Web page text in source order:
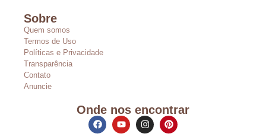
Sobre
Quem somos
Termos de Uso
Políticas e Privacidade
Transparência
Contato
Anuncie
Onde nos encontrar